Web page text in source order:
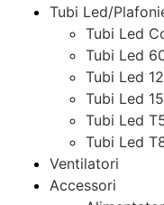
Tubi Led/
Tubi Led
Tubi Led
Tubi Led
Tubi Led
Tubi Led
Tubi Led
Ventilatori
Accessori